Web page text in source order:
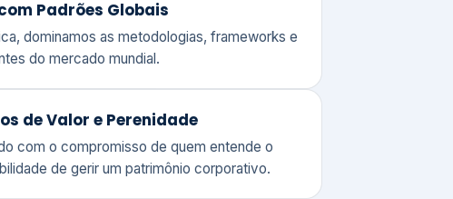
Padrões Globais
dominamos as metodologias, frameworks e
do mercado mundial.
de Valor e Perenidade
com o compromisso de quem entende o
de gerir um patrimônio corporativo.